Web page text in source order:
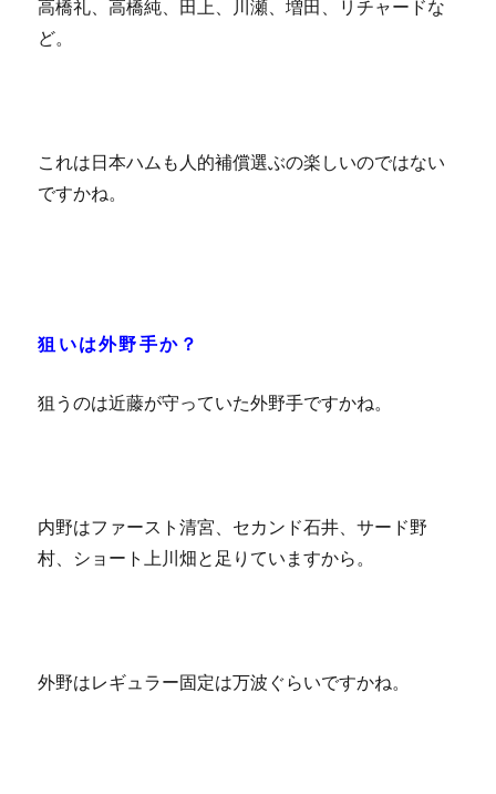
高橋礼、高橋純、田上、川瀬、増田、リチャードな
ど。
これは日本ハムも人的補償選ぶの楽しいのではない
ですかね。
狙いは外野手か？
狙うのは近藤が守っていた外野手ですかね。
内野はファースト清宮、セカンド石井、サード野
村、ショート上川畑と足りていますから。
外野はレギュラー固定は万波ぐらいですかね。